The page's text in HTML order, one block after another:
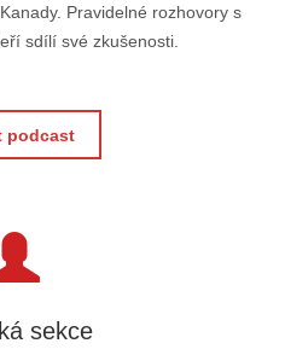
Pravidelné rozhovory s
sdílí své zkušenosti.
podcast
sekce